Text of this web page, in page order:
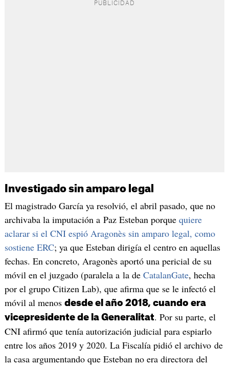
Investigado sin amparo legal
El magistrado García ya resolvió, el abril pasado, que no
archivaba la imputación a Paz Esteban porque quiere
aclarar si el CNI espió Aragonès sin amparo legal, como
sostiene ERC; ya que Esteban dirigía el centro en aquellas
fechas. En concreto, Aragonès aportó una pericial de su
móvil en el juzgado (paralela a la de CatalanGate, hecha
por el grupo Citizen Lab), que afirma que se le infectó el
móvil al menos desde el año 2018, cuando era
vicepresidente de la Generalitat. Por su parte, el
CNI afirmó que tenía autorización judicial para espiarlo
entre los años 2019 y 2020. La Fiscalía pidió el archivo de
la casa argumentando que Esteban no era directora del